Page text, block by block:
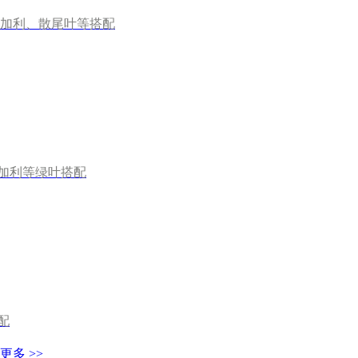
利、散尾叶等搭配
利等绿叶搭配
多 >>